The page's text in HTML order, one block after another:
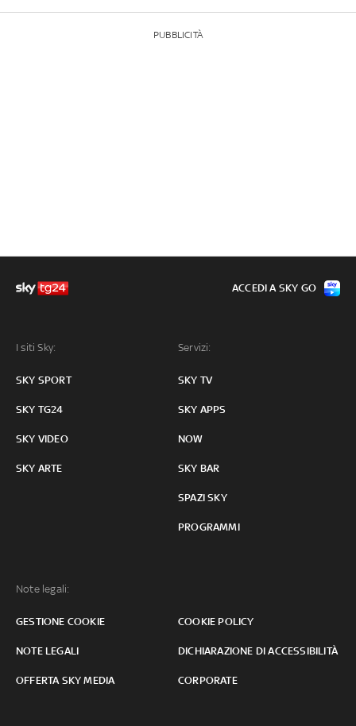
PUBBLICITÀ
I siti Sky:
SKY SPORT
SKY TG24
SKY VIDEO
SKY ARTE
Servizi:
SKY TV
SKY APPS
NOW
SKY BAR
SPAZI SKY
PROGRAMMI
Note legali:
GESTIONE COOKIE COOKIE POLICY
NOTE LEGALI DICHIARAZIONE DI ACCESSIBILITÀ
OFFERTA SKY MEDIA CORPORATE
ACCEDI A SKY GO